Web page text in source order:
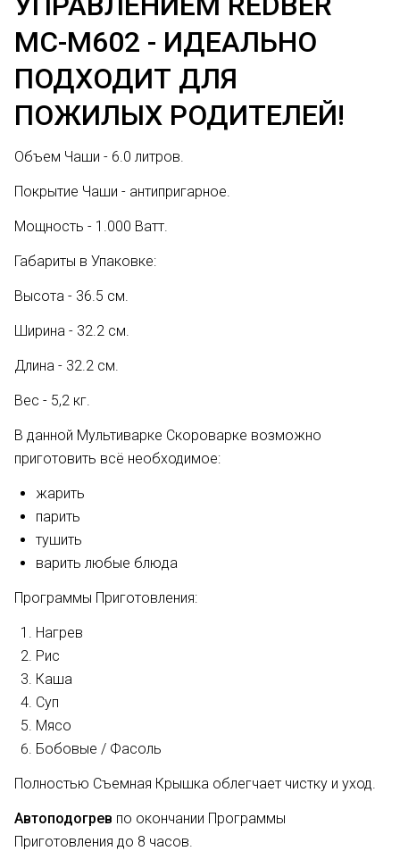
MC-M602 - ИДЕАЛЬНО
ПОДХОДИТ ДЛЯ
ПОЖИЛЫХ РОДИТЕЛЕЙ!
Объем Чаши - 6.0 литров.
Покрытие Чаши - антипригарное.
Мощность - 1.000 Ватт.
Габариты в Упаковке:
Высота - 36.5 см.
Ширина - 32.2 см.
Длина - 32.2 см.
Вес - 5,2 кг.
В данной Мультиварке Скороварке возможно
приготовить всё необходимое:
жарить
парить
тушить
варить любые блюда
Программы Приготовления:
Нагрев
Рис
Каша
Суп
Мясо
Бобовые / Фасоль
Полностью Съемная Крышка облегчает чистку и уход.
Автоподогрев по окончании Программы
Приготовления до 8 часов.